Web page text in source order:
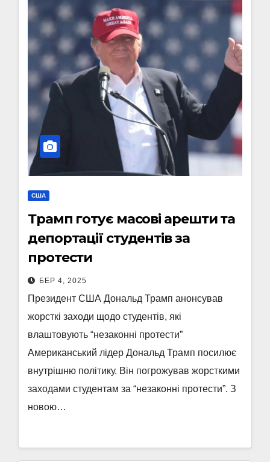
США
Трамп готує масові арешти та
депортації студентів за
протести
БЕР 4, 2025
Президент США Дональд Трамп анонсував
жорсткі заходи щодо студентів, які
влаштовують “незаконні протести”
Американський лідер Дональд Трамп посилює
внутрішню політику. Він погрожував жорсткими
заходами студентам за “незаконні протести”. З
новою…